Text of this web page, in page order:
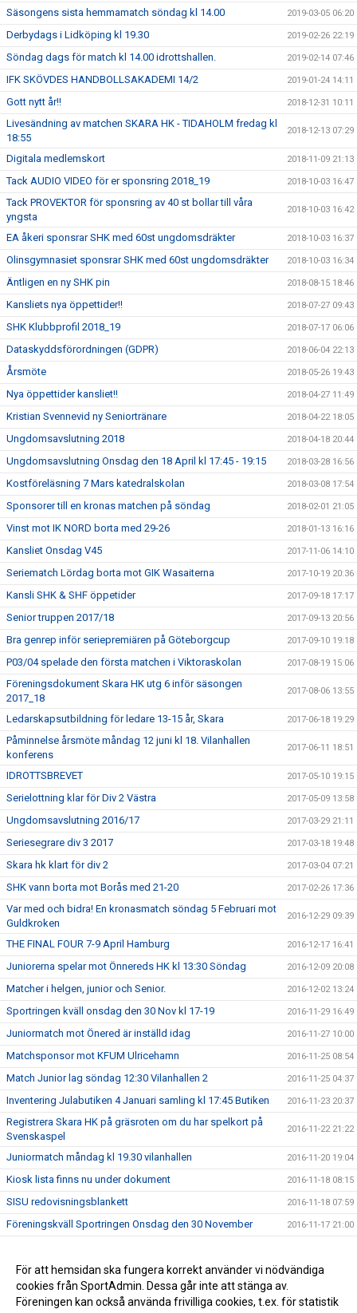
Säsongens sista hemmamatch söndag kl 14.00 2019-03-05 06:20
Derbydags i Lidköping kl 19.30 2019-02-26 22:19
Söndag dags för match kl 14.00 idrottshallen. 2019-02-14 07:46
IFK SKÖVDES HANDBOLLSAKADEMI 14/2 2019-01-24 14:11
Gott nytt år!! 2018-12-31 10:11
Livesändning av matchen SKARA HK - TIDAHOLM fredag kl
18:55
2018-12-13 07:29
Digitala medlemskort 2018-11-09 21:13
Tack AUDIO VIDEO för er sponsring 2018_19 2018-10-03 16:47
Tack PROVEKTOR för sponsring av 40 st bollar till våra
yngsta
2018-10-03 16:42
EA åkeri sponsrar SHK med 60st ungdomsdräkter 2018-10-03 16:37
Olinsgymnasiet sponsrar SHK med 60st ungdomsdräkter 2018-10-03 16:34
Äntligen en ny SHK pin 2018-08-15 18:46
Kansliets nya öppettider!! 2018-07-27 09:43
SHK Klubbprofil 2018_19 2018-07-17 06:06
Dataskyddsförordningen (GDPR) 2018-06-04 22:13
Årsmöte 2018-05-26 19:43
Nya öppettider kansliet!! 2018-04-27 11:49
Kristian Svennevid ny Seniortränare 2018-04-22 18:05
Ungdomsavslutning 2018 2018-04-18 20:44
Ungdomsavslutning Onsdag den 18 April kl 17:45 - 19:15 2018-03-28 16:56
Kostföreläsning 7 Mars katedralskolan 2018-03-08 17:54
Sponsorer till en kronas matchen på söndag 2018-02-01 21:05
Vinst mot IK NORD borta med 29-26 2018-01-13 16:16
Kansliet Onsdag V45 2017-11-06 14:10
Seriematch Lördag borta mot GIK Wasaiterna 2017-10-19 20:36
Kansli SHK & SHF öppetider 2017-09-18 17:17
Senior truppen 2017/18 2017-09-13 20:56
Bra genrep inför seriepremiären på Göteborgcup 2017-09-10 19:18
P03/04 spelade den första matchen i Viktoraskolan 2017-08-19 15:06
Föreningsdokument Skara HK utg 6 inför säsongen
2017_18
2017-08-06 13:55
Ledarskapsutbildning för ledare 13-15 år, Skara 2017-06-18 19:29
Påminnelse årsmöte måndag 12 juni kl 18. Vilanhallen
konferens
2017-06-11 18:51
IDROTTSBREVET 2017-05-10 19:15
Serielottning klar för Div 2 Västra 2017-05-09 13:58
Ungdomsavslutning 2016/17 2017-03-29 21:11
Seriesegrare div 3 2017 2017-03-18 19:48
Skara hk klart för div 2 2017-03-04 07:21
SHK vann borta mot Borås med 21-20 2017-02-26 17:36
Var med och bidra! En kronasmatch söndag 5 Februari mot
Guldkroken
2016-12-29 09:39
THE FINAL FOUR 7-9 April Hamburg 2016-12-17 16:41
Juniorerna spelar mot Önnereds HK kl 13:30 Söndag 2016-12-09 20:08
Matcher i helgen, junior och Senior. 2016-12-02 13:24
Sportringen kväll onsdag den 30 Nov kl 17-19 2016-11-29 16:49
Juniormatch mot Önered är inställd idag 2016-11-27 10:00
Matchsponsor mot KFUM Ulricehamn 2016-11-25 08:54
Match Junior lag söndag 12:30 Vilanhallen 2 2016-11-25 04:37
Inventering Julabutiken 4 Januari samling kl 17:45 Butiken 2016-11-23 20:37
Registrera Skara HK på gräsroten om du har spelkort på
Svenskaspel
2016-11-22 21:22
Juniormatch måndag kl 19.30 vilanhallen 2016-11-20 19:04
Kiosk lista finns nu under dokument 2016-11-18 08:15
SISU redovisningsblankett 2016-11-18 07:59
Föreningskväll Sportringen Onsdag den 30 November 2016-11-17 21:00
Potatis försäljning sista dag torsdag den 10 november 2016-11-10 21:39
Skara Hälsostudio har ett sponsoravtal med SHK 2016-11-09 21:40
För att hemsidan ska fungera korrekt använder vi nödvändiga
cookies från SportAdmin. Dessa går inte att stänga av.
Föreningen kan också använda frivilliga cookies, t.ex. för statistik